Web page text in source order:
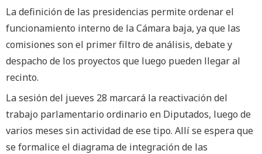
La definición de las presidencias permite ordenar el
funcionamiento interno de la Cámara baja, ya que las
comisiones son el primer filtro de análisis, debate y
despacho de los proyectos que luego pueden llegar al
recinto.
La sesión del jueves 28 marcará la reactivación del
trabajo parlamentario ordinario en Diputados, luego de
varios meses sin actividad de ese tipo. Allí se espera que
se formalice el diagrama de integración de las